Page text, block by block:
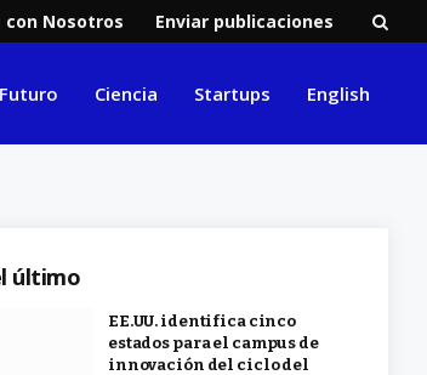
con Nosotros Enviar publicaciones
Futuro Ciencia Startups English
último
EE.UU. identifica cinco
estados para el campus de
innovación del ciclo del